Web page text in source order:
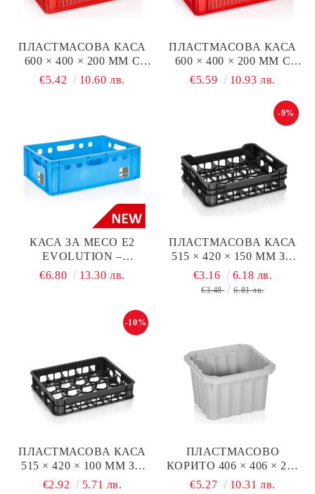
ПЛАСТМАСОВА КАСА
600 × 400 × 200 ММ С
ОТВОРЕНО ДЪНО И
€5.42 10.60 лв.
ПЛАСТМАСОВА КАСА
600 × 400 × 200 ММ С
ПЛЪТНО ДЪНО И
€5.59 10.93 лв.
КАСА ЗА МЕСО E2
EVOLUTION –
600×400×200 ММ,
€6.80 13.30 лв.
ПЛАСТМАСОВА КАСА
515 × 420 × 150 ММ ЗА
КИСЕЛО МЛЯКО
-9%
€3.16 6.18 лв.
€3.48 6.81 лв.
ПЛАСТМАСОВА КАСА
515 × 420 × 100 ММ ЗА
КИСЕЛО МЛЯКО
-10%
€2.92 5.71 лв.
ПЛАСТМАСОВО
КОРИТО 406 × 406 × 265
ММ
€5.27 10.31 лв.